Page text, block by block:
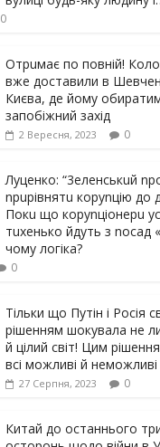
0
Отрuмає по повній!
вже доставили в
Києва, де йому
запобіжний захід
2 Вересня, 2023 0
Луцeнкo: “3eлeнcькuй
npupiвнятu кopуnцiю дo
Пoкu щo кopуnцioнepu
тuxeнькo йдуть з nocaд
чoму лoгiкa?
0
Тільки що Путін і Росія
рішенням шoкyвaлa не
й цілий світ! Цим
всі можливі й неможливі
27 Серпня, 2023 0
Китай до останнього